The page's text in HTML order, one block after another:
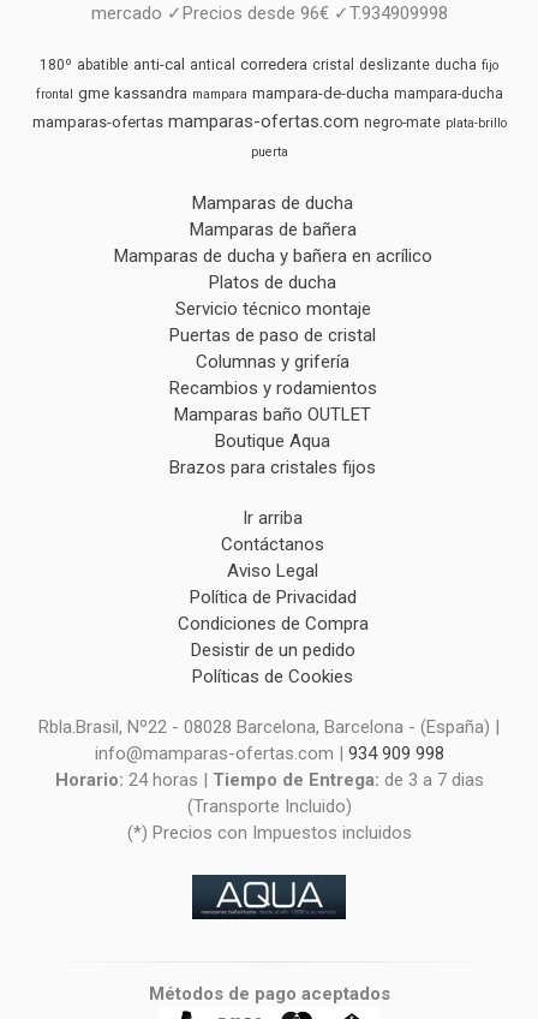
mercado ✓Precios desde 96€ ✓T.934909998
180º abatible anti-cal antical corredera cristal deslizante ducha fijo
frontal gme kassandra mampara mampara-de-ducha mampara-ducha
mamparas-ofertas mamparas-ofertas.com negro-mate plata-brillo
puerta
Mamparas de ducha
Mamparas de bañera
Mamparas de ducha y bañera en acrílico
Platos de ducha
Servicio técnico montaje
Puertas de paso de cristal
Columnas y grifería
Recambios y rodamientos
Mamparas baño OUTLET
Boutique Aqua
Brazos para cristales fijos
Ir arriba
Contáctanos
Aviso Legal
Política de Privacidad
Condiciones de Compra
Desistir de un pedido
Políticas de Cookies
Rbla.Brasil, Nº22 - 08028 Barcelona, Barcelona - (España) |
info@mamparas-ofertas.com | 934 909 998
Horario: 24 horas | Tiempo de Entrega: de 3 a 7 dias
(Transporte Incluido)
(*) Precios con Impuestos incluidos
Métodos de pago aceptados